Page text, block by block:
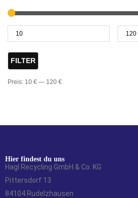
FILTER
Preis: 10 € — 120 €
Hier findest du uns
Hagl Recycling GmbH & Co. KG
Pittersdorf 13
84104 Rudelzhausen